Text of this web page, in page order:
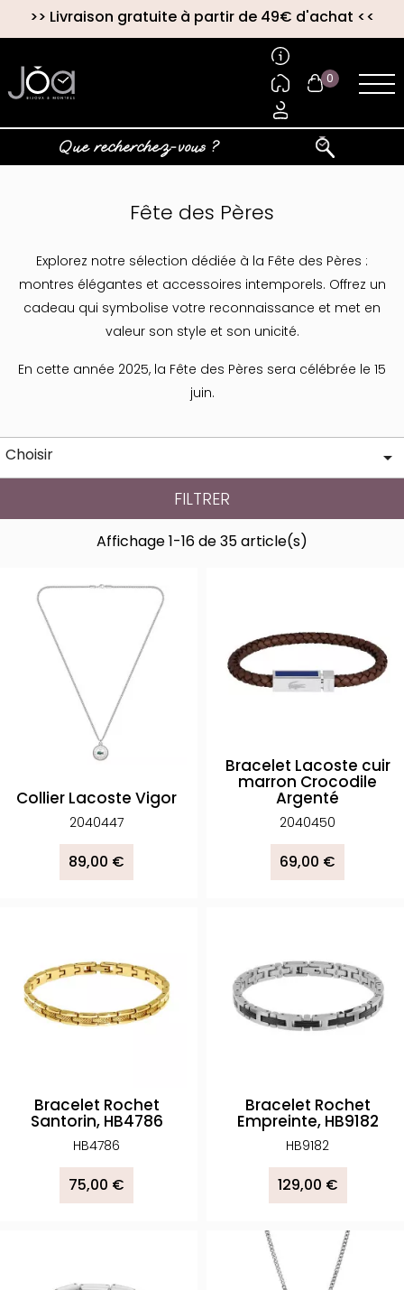
>> Livraison gratuite à partir de 49€ d'achat <<
0
Fête des Pères
Explorez notre sélection dédiée à la Fête des Pères :
montres élégantes et accessoires intemporels. Offrez un
cadeau qui symbolise votre reconnaissance et met en
valeur son style et son unicité.
En cette année 2025, la Fête des Pères sera célébrée le 15
juin.
Choisir 
FILTRER
Affichage 1-16 de 35 article(s)
Collier Lacoste Vigor
2040447
89,00 €
Bracelet Lacoste cuir
marron Crocodile
Argenté
2040450
69,00 €
Bracelet Rochet
Santorin, HB4786
HB4786
75,00 €
Bracelet Rochet
Empreinte, HB9182
HB9182
129,00 €